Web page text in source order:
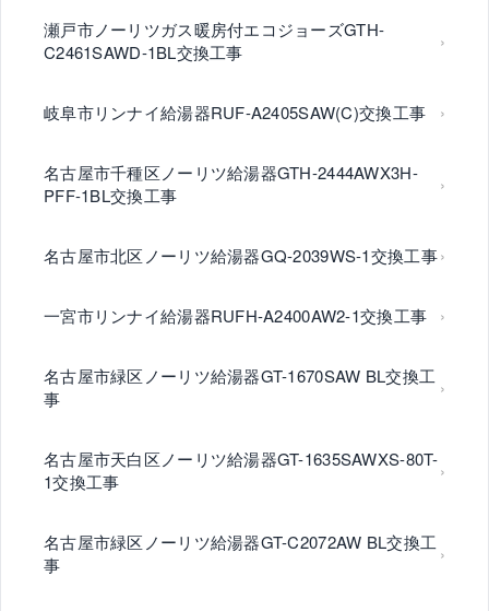
瀬戸市ノーリツガス暖房付エコジョーズGTH-
C2461SAWD-1BL交換工事
岐阜市リンナイ給湯器RUF-A2405SAW(C)交換工事
名古屋市千種区ノーリツ給湯器GTH-2444AWX3H-
PFF-1BL交換工事
名古屋市北区ノーリツ給湯器GQ-2039WS-1交換工事
一宮市リンナイ給湯器RUFH-A2400AW2-1交換工事
名古屋市緑区ノーリツ給湯器GT-1670SAW BL交換工
事
名古屋市天白区ノーリツ給湯器GT-1635SAWXS-80T-
1交換工事
名古屋市緑区ノーリツ給湯器GT-C2072AW BL交換工
事